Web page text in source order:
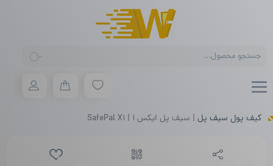
search
کیف پول سیف پل | سیف پل ایکس ۱ | SafePal X1